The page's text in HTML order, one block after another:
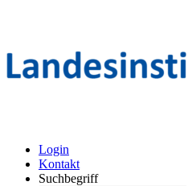
Login
Kontakt
Suchbegriff